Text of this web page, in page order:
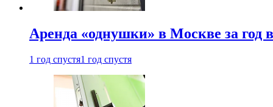
Аренда «однушки» в Москве за год
1 год спустя1 год спустя